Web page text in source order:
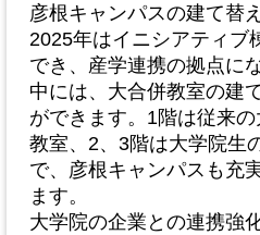
彦根キャンパスの建て替え
2025年はイニシアティブ
でき、産学連携の拠点に
中には、大合併教室の建
ができます。1階は従来
教室、2、3階は大学院生
で、彦根キャンパスも充
ます。
大学院の企業との連携強